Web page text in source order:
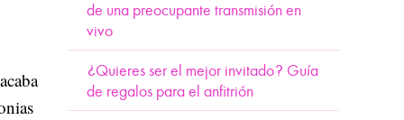
de una preocupante transmisión en
vivo
¿Quieres ser el mejor invitado? Guía
de regalos para el anfitrión
acaba